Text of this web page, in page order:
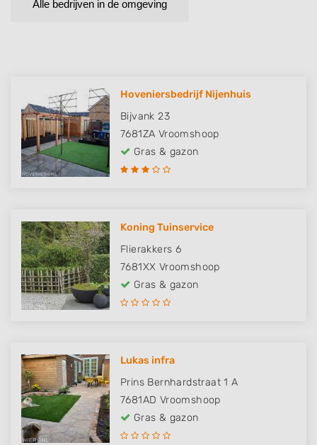
Alle bedrijven in de omgeving
Hoveniersbedrijf Nijenhuis
Bijvank 23
7681ZA Vroomshoop
Gras & gazon
Koning Tuinservice
Flierakkers 6
7681XX Vroomshoop
Gras & gazon
Lukas infra
Prins Bernhardstraat 1 A
7681AD Vroomshoop
Gras & gazon